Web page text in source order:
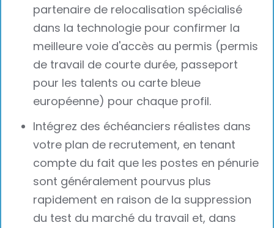
partenaire de relocalisation spécialisé
dans la technologie pour confirmer la
meilleure voie d'accès au permis (permis
de travail de courte durée, passeport
pour les talents ou carte bleue
européenne) pour chaque profil.
Intégrez des échéanciers réalistes dans
votre plan de recrutement, en tenant
compte du fait que les postes en pénurie
sont généralement pourvus plus
rapidement en raison de la suppression
du test du marché du travail et, dans